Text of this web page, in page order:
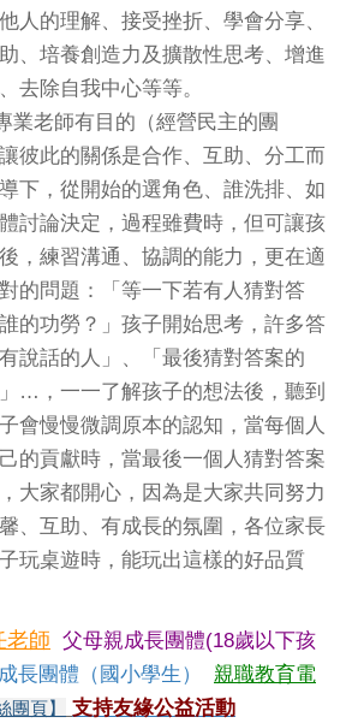
人的理解、接受挫折、學會分享、
、培養創造力及擴散性思考、增進
去除自我中心等等。
老師有目的（經營民主的團
彼此的關係是合作、互助、分工而
下，從開始的選角色、誰洗排、如
討論決定，過程雖費時，但可讓孩
，練習溝通、協調的能力，更在適
的問題：「等一下若有人猜對答
的功勞？」孩子開始思考，許多答
說話的人」、「最後猜對答案的
…，一一了解孩子的想法後，聽到
會慢慢微調原本的認知，當每個人
的貢獻時，當最後一個人猜對答案
大家都開心，因為是大家共同努力
、互助、有成長的氛圍，各位家長
玩桌遊時，能玩出這樣的好品質
老師 父母親成長團體(18歲以下孩
長團體（國小學生）
親職教育電
團頁】 支持友緣公益活動